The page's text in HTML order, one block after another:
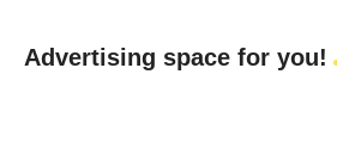
Advertising space for you!